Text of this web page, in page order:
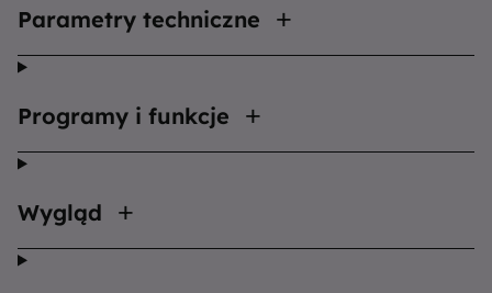
Parametry techniczne
Programy i funkcje
Wygląd